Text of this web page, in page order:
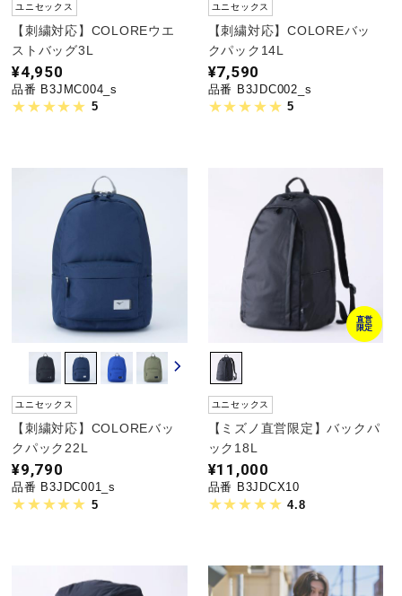
サポート
直営店一覧
取扱店一覧
ユニセックス
【刺繍対応】COLOREウエ
ストバッグ3L
¥4,950
品番 B3JMC004_s
5
ユニセックス
【刺繍対応】COLOREバッ
クパック14L
¥7,590
品番 B3JDC002_s
5
ユニセックス
【刺繍対応】COLOREバッ
クパック22L
¥9,790
品番 B3JDC001_s
5
直営
限定
ユニセックス
【ミズノ直営限定】バックパ
ック18L
¥11,000
品番 B3JDCX10
4.8